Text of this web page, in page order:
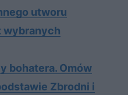
utworu
wybranych
bohatera. Omów
Zbrodni i